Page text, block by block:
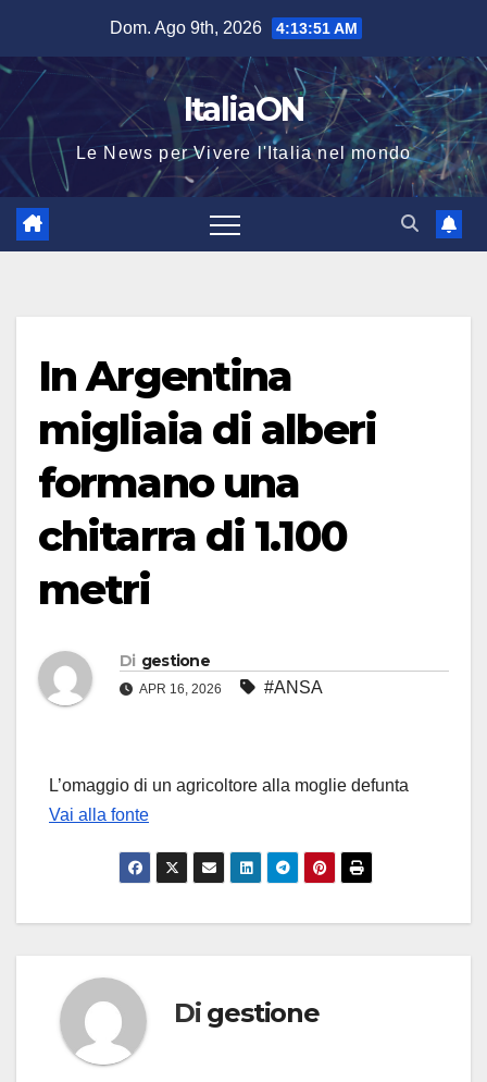
contenuto
Dom. Ago 9th, 2026 4:13:52 AM
ItaliaON
Le News per Vivere l'Italia nel mondo
In Argentina
migliaia di alberi
formano una
chitarra di 1.100
metri
Di gestione
APR 16, 2026 #ANSA
L’omaggio di un agricoltore alla moglie defunta
Vai alla fonte
Di gestione